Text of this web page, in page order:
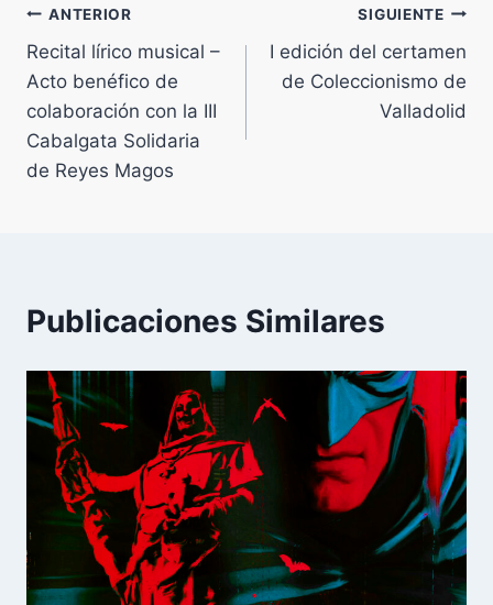
Navegación
de
entradas
ANTERIOR
Recital lírico musical –
Acto benéfico de
colaboración con la III
Cabalgata Solidaria
de Reyes Magos
SIGUIENTE
I edición del certamen
de Coleccionismo de
Valladolid
Publicaciones Similares